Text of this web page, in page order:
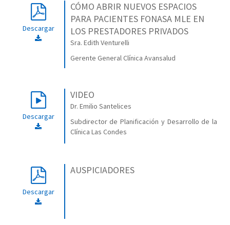
Descargar
CÓMO ABRIR NUEVOS ESPACIOS
PARA PACIENTES FONASA MLE EN
LOS PRESTADORES PRIVADOS
Sra. Edith Venturelli
Gerente General Clínica Avansalud
Descargar
VIDEO
Dr. Emilio Santelices
Subdirector de Planificación y Desarrollo de la
Clínica Las Condes
Descargar
AUSPICIADORES